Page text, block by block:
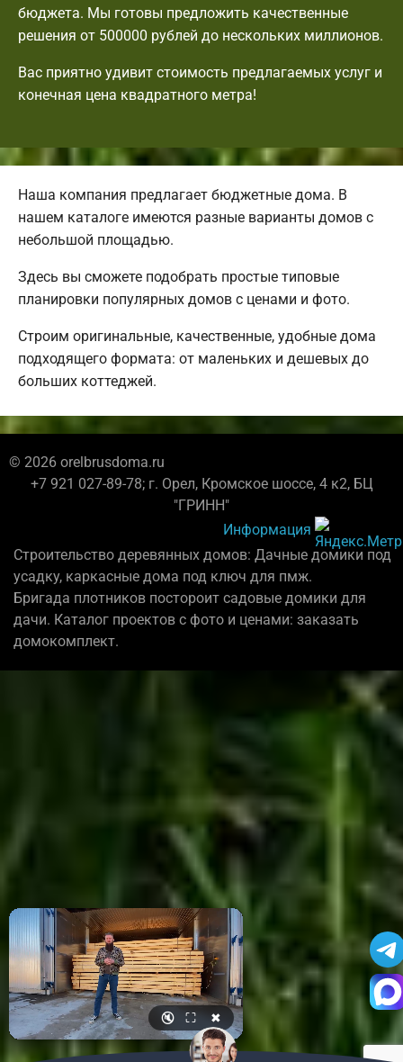
бюджета. Мы готовы предложить качественные
решения от 500000 рублей до нескольких миллионов.
Вас приятно удивит стоимость предлагаемых услуг и
конечная цена квадратного метра!
Наша компания предлагает бюджетные дома. В
нашем каталоге имеются разные варианты домов с
небольшой площадью.
Здесь вы сможете подобрать простые типовые
планировки популярных домов с ценами и фото.
Строим оригинальные, качественные, удобные дома
подходящего формата: от маленьких и дешевых до
больших коттеджей.
© 2026 orelbrusdoma.ru
+7 921 027-89-78; г. Орел, Кромское шоссе, 4 к2, БЦ
"ГРИНН"
Информация
Строительство деревянных домов: Дачные домики под
усадку, каркасные дома под ключ для пмж.
Бригада плотников постороит садовые домики для
дачи. Каталог проектов с фото и ценами: заказать
домокомплект.
🔇 ⛶ ✖